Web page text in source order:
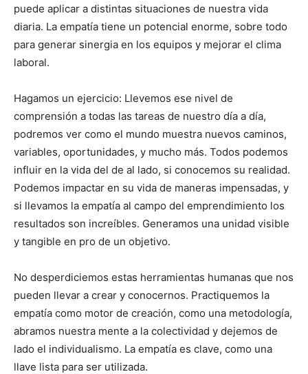
puede aplicar a distintas situaciones de nuestra vida
diaria. La empatía tiene un potencial enorme, sobre todo
para generar sinergia en los equipos y mejorar el clima
laboral.
Hagamos un ejercicio: Llevemos ese nivel de
comprensión a todas las tareas de nuestro día a día,
podremos ver como el mundo muestra nuevos caminos,
variables, oportunidades, y mucho más. Todos podemos
influir en la vida del de al lado, si conocemos su realidad.
Podemos impactar en su vida de maneras impensadas, y
si llevamos la empatía al campo del emprendimiento los
resultados son increíbles. Generamos una unidad visible
y tangible en pro de un objetivo.
No desperdiciemos estas herramientas humanas que nos
pueden llevar a crear y conocernos. Practiquemos la
empatía como motor de creación, como una metodología,
abramos nuestra mente a la colectividad y dejemos de
lado el individualismo. La empatía es clave, como una
llave lista para ser utilizada.